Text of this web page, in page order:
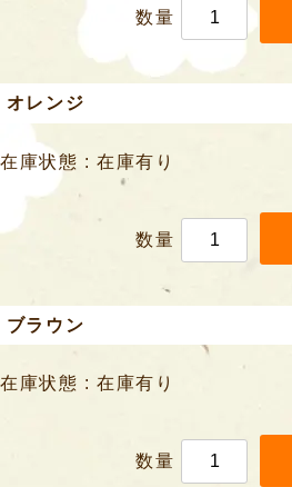
数量
オレンジ
在庫状態 : 在庫有り
数量
ブラウン
在庫状態 : 在庫有り
数量